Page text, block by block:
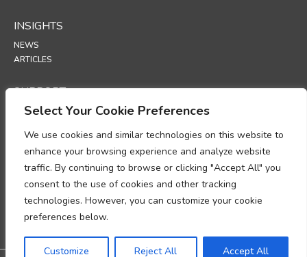
Select Your Cookie Preferences
We use cookies and similar technologies on this website to
enhance your browsing experience and analyze website
traffic. By continuing to browse or clicking "Accept All" you
consent to the use of cookies and other tracking
technologies. However, you can customize your cookie
preferences below.
Customize Reject All Accept All
INSIGHTS
NEWS
ARTICLES
SUPPORT
TECHNICAL PORTAL
POLICIES
ПОЛИТИКА ЗА ПОВЕРИТЕЛНОСТ
ПОЛИТИКА ЗА ИЗПОЛЗВАНЕ НА „БИСКВИТКИ“ (COOKIES)
МЕМОРАНДУМ ОТНОСНО СПАЗВАНЕТО НА ИЗИСКВАНИЯТА ЗА
ОБРАБОТКА НА ЛИЧНИ ДАННИ
ДОПЪЛНЕНИЕ ЗА ОБРАБОТКА НА ДАННИ